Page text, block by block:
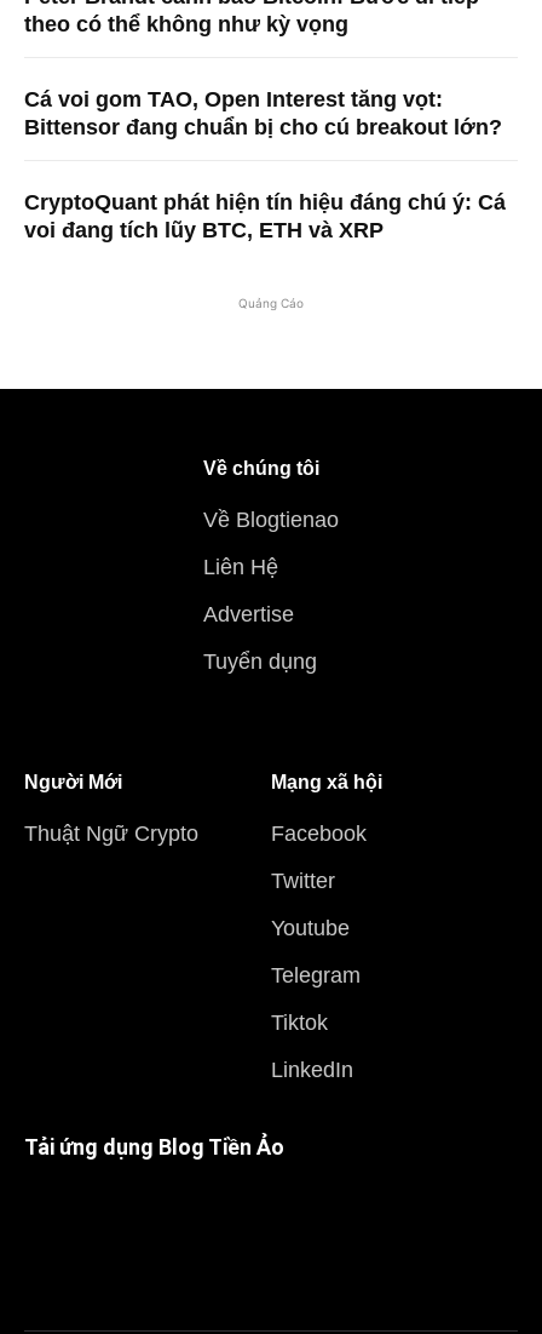
theo có thể không như kỳ vọng
Cá voi gom TAO, Open Interest tăng vọt:
Bittensor đang chuẩn bị cho cú breakout lớn?
CryptoQuant phát hiện tín hiệu đáng chú ý: Cá
voi đang tích lũy BTC, ETH và XRP
Quảng Cáo
Về chúng tôi
Về Blogtienao
Liên Hệ
Advertise
Tuyển dụng
Người Mới
Thuật Ngữ Crypto
Mạng xã hội
Facebook
Twitter
Youtube
Telegram
Tiktok
LinkedIn
Tải ứng dụng Blog Tiền Ảo